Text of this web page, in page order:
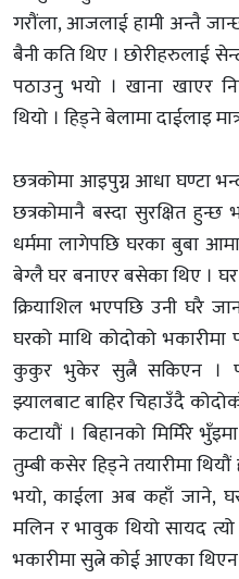
गरौंला, आजलाई हामी अन्तै
बैनी कति थिए । छोरीहरुलाई
पठाउनु भयो । खाना खाएर
थियो । हिड्ने बेलामा दाईलाइ
छत्रकोमा आइपुग्न आधा घण्टा
छत्रकोमानै बस्दा सुरक्षित हुन्छ
धर्ममा लागेपछि घरका बुबा
बेग्लै घर बनाएर बसेका थिए ।
क्रियाशिल भएपछि उनी घरै
घरको माथि कोदोको
कुकुर भुकेर सुत्नै सकिएन ।
झ्यालबाट बाहिर चिहाउँदै
कटायौं । बिहानको मिर्मिरे
तुम्बी कसेर हिड्ने तयारीमा
भयो, काईला अब कहाँ जाने,
मलिन र भावुक थियो सायद
भकारीमा सुत्ने कोई आएका